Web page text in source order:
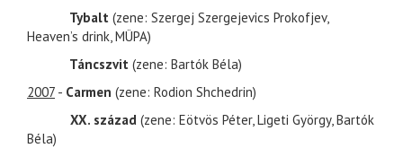
Tybalt (zene: Szergej Szergejevics Prokofjev,
Heaven’s drink, MÜPA)
Táncszvit (zene: Bartók Béla)
2007 - Carmen (zene: Rodion Shchedrin)
XX. század (zene: Eötvös Péter, Ligeti György, Bartók
Béla)